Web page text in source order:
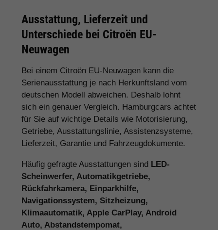
Ausstattung, Lieferzeit und
Unterschiede bei Citroën EU-
Neuwagen
Bei einem Citroën EU-Neuwagen kann die
Serienausstattung je nach Herkunftsland vom
deutschen Modell abweichen. Deshalb lohnt
sich ein genauer Vergleich. Hamburgcars achtet
für Sie auf wichtige Details wie Motorisierung,
Getriebe, Ausstattungslinie, Assistenzsysteme,
Lieferzeit, Garantie und Fahrzeugdokumente.
Häufig gefragte Ausstattungen sind LED-
Scheinwerfer, Automatikgetriebe,
Rückfahrkamera, Einparkhilfe,
Navigationssystem, Sitzheizung,
Klimaautomatik, Apple CarPlay, Android
Auto, Abstandstempomat,